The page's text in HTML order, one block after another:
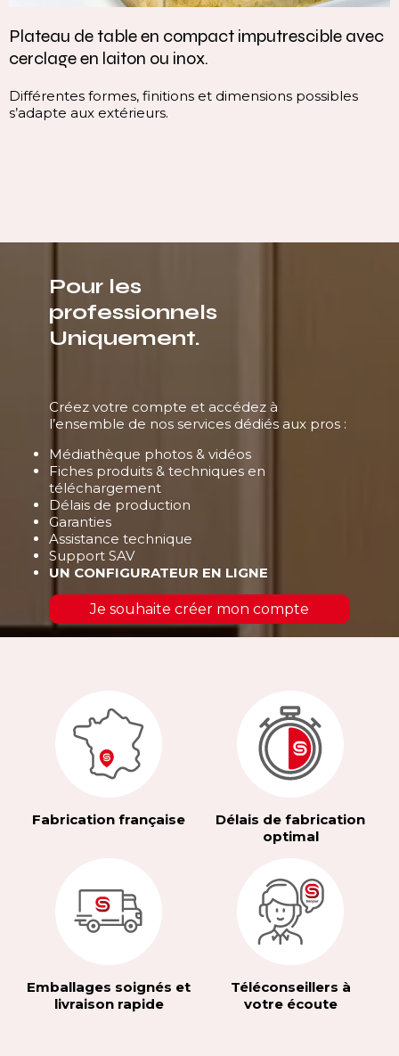
de table en compact imputrescible avec
en laiton ou inox.
formes, finitions et dimensions possibles
aux extérieurs.
Pour les
professionnels
Uniquement.
Créez votre compte et accédez à
l’ensemble de nos services dédiés aux pros :
Médiathèque photos & vidéos
Fiches produits & techniques en
téléchargement
Délais de production
Garanties
Assistance technique
Support SAV
UN CONFIGURATEUR EN LIGNE
Je souhaite créer mon compte
Fabrication française
Délais de fabrication
optimal
Emballages soignés et
livraison rapide
Téléconseillers à
votre écoute